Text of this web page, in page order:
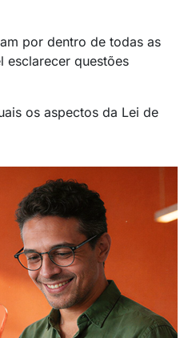
por dentro de todas as
esclarecer questões
os aspectos da Lei de